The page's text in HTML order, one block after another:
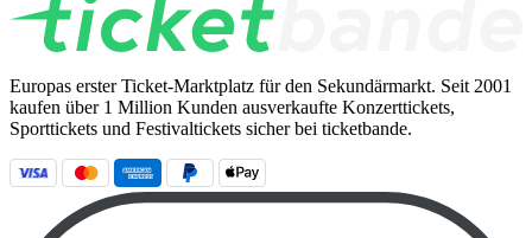
Europas erster Ticket-Marktplatz für den Sekundärmarkt. Seit 2001
kaufen über 1 Million Kunden ausverkaufte Konzerttickets,
Sporttickets und Festivaltickets sicher bei ticketbande.